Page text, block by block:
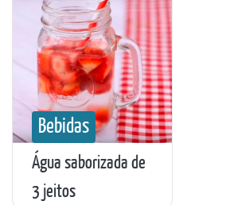
Bebidas
Água saborizada de
3 jeitos